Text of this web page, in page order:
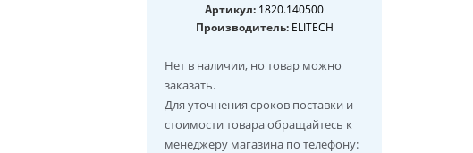
Артикул: 1820.140500
Производитель:ELITECH
Нет в наличии, но товар можно
заказать.
Для уточнения сроков поставки и
стоимости товара обращайтесь к
менеджеру магазина по телефону: